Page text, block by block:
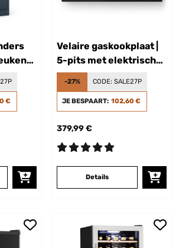
€
Velaire gaskookplaat |
5-pits met elektrische
ontsteking |
compatibel met
aardgas en LPG |
-27% CODE: SALE27P
JE BESPAART: 102,60 €
379,99 €
Details